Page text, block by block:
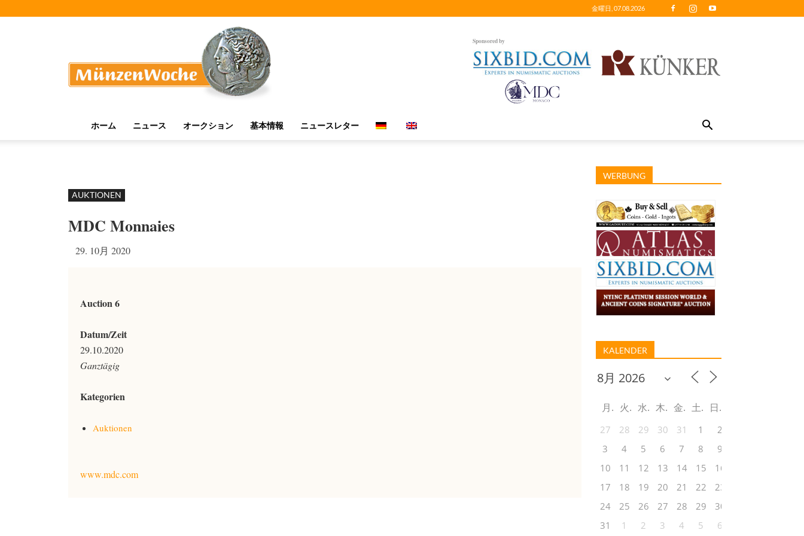
金曜日, 07.08.2026
Sponsored by
ホーム ニュース オークション 基本情報 ニュースレター
AUKTIONEN
MDC Monnaies
29. 10月 2020
Auction 6
Datum/Zeit
29.10.2020
Ganztägig
Kategorien
Auktionen
www.mdc.com
WERBUNG
KALENDER
月 火 水 木 金 土 日
27 28 29 30 31 1
2
3
4 5 6 7 8
9
10
11 12 13 14 15
16
17
18 19 20 21 22
23
24
25 26 27 28 29
30
31
1 2 3 4 5 6